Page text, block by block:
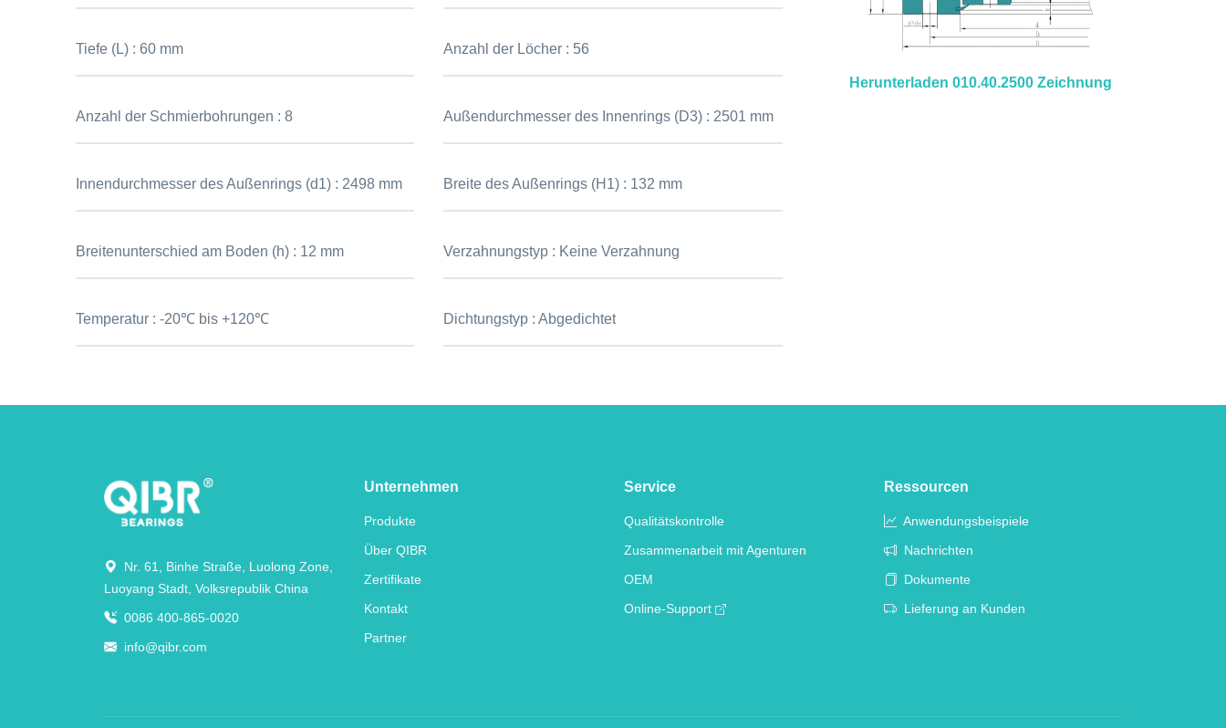
Tiefe (L) :60 mm Anzahl der Löcher : 56
Anzahl der Schmierbohrungen :8 Außendurchmesser des Innenrings (D3) : 2501 mm
Innendurchmesser des Außenrings (d1) : 2498 mm Breite des Außenrings (H1) : 132 mm
Breitenunterschied am Boden (h) : 12 mm Verzahnungstyp : Keine Verzahnung
Temperatur :-20℃ bis +120℃ Dichtungstyp :Abgedichtet
Herunterladen 010.40.2500 Zeichnung
Nr. 61, Binhe Straße, Luolong Zone,
Luoyang Stadt, Volksrepublik China
0086 400-865-0020
info@qibr.com
Unternehmen
Produkte
Über QIBR
Zertifikate
Kontakt
Partner
Service
Qualitätskontrolle
Zusammenarbeit mit Agenturen
OEM
Online-Support
Ressourcen
Anwendungsbeispiele
Nachrichten
Dokumente
Lieferung an Kunden